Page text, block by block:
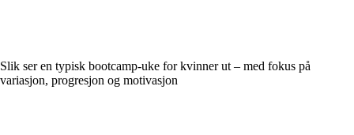
Slik ser en typisk bootcamp-uke for kvinner ut – med fokus på
variasjon, progresjon og motivasjon